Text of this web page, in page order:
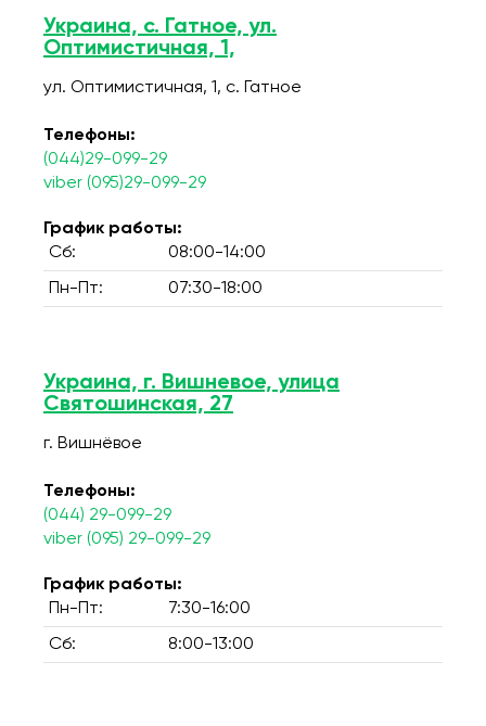
Украина, с. Гатное, ул.
Оптимистичная, 1,
ул. Оптимистичная, 1, c. Гатное
Телефоны:
(044)29-099-29
viber (095)29-099-29
График работы:
Сб:
08:00-14:00
Пн-Пт: 07:30-18:00
Украина, г. Вишневое, улица
Святошинская, 27
г. Вишнёвое
Телефоны:
(044) 29-099-29
viber (095) 29-099-29
График работы:
Пн-Пт:
7:30-16:00
Сб: 8:00-13:00